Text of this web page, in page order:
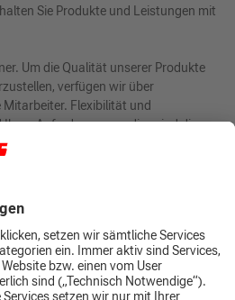
Sie Produkte und Leistungen mit
Um die Qualität unserer Produkte
verfügen wir über
Flexibilität und
Anforderungen - dies sind die
Hochdruckreiniger und